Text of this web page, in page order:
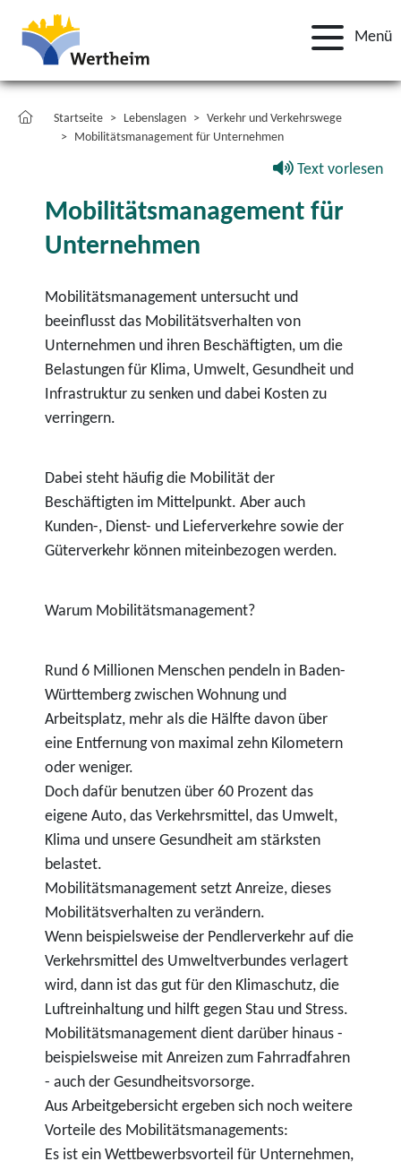
Menü
Startseite Lebenslagen
Verkehr und Verkehrswege
Mobilitätsmanagement für Unternehmen
Text vorlesen
Mobilitätsmanagement für
Unternehmen
Mobilitätsmanagement untersucht und
beeinflusst das Mobilitätsverhalten von
Unternehmen und ihren Beschäftigten, um die
Belastungen für Klima, Umwelt, Gesundheit und
Infrastruktur zu senken und dabei Kosten zu
verringern.
Dabei steht häufig die Mobilität der
Beschäftigten im Mittelpunkt. Aber auch
Kunden-, Dienst- und Lieferverkehre sowie der
Güterverkehr können miteinbezogen werden.
Warum Mobilitätsmanagement?
Rund 6 Millionen Menschen pendeln in Baden-
Württemberg zwischen Wohnung und
Arbeitsplatz, mehr als die Hälfte davon über
eine Entfernung von maximal zehn Kilometern
oder weniger.
Doch dafür benutzen über 60 Prozent das
eigene Auto, das Verkehrsmittel, das Umwelt,
Klima und unsere Gesundheit am stärksten
belastet.
Mobilitätsmanagement setzt Anreize, dieses
Mobilitätsverhalten zu verändern.
Wenn beispielsweise der Pendlerverkehr auf die
Verkehrsmittel des Umweltverbundes verlagert
wird, dann ist das gut für den Klimaschutz, die
Luftreinhaltung und hilft gegen Stau und Stress.
Mobilitätsmanagement dient darüber hinaus -
beispielsweise mit Anreizen zum Fahrradfahren
- auch der Gesundheitsvorsorge.
Aus Arbeitgebersicht ergeben sich noch weitere
Vorteile des Mobilitätsmanagements:
Es ist ein Wettbewerbsvorteil für Unternehmen,